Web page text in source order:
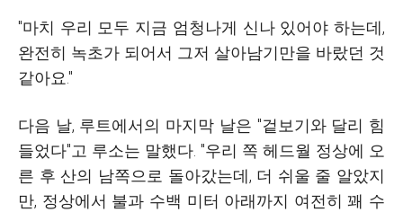
"마치 우리 모두 지금 엄청나게 신나 있어야 하는데,
완전히 녹초가 되어서 그저 살아남기만을 바랐던 것
같아요."
다음 날, 루트에서의 마지막 날은 "겉보기와 달리 힘
들었다"고 루소는 말했다. "우리 쪽 헤드월 정상에 오
른 후 산의 남쪽으로 돌아갔는데, 더 쉬울 줄 알았지
만, 정상에서 불과 수백 미터 아래까지 여전히 꽤 수